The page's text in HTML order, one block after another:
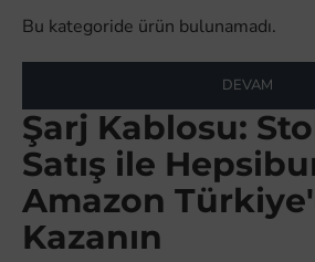
Bu kategoride ürün bulunamadı.
DEVAM
Şarj Kablosu:
Satış ile
Amazon
Kazanın